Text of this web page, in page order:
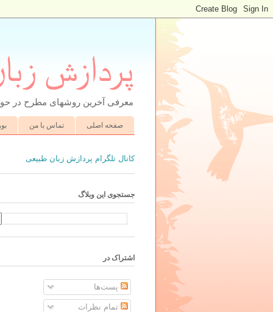
پردازش
معرفی آخرین روشهای مطرح در
صفحه اصلی تماس با من
کانال تلگرام پردازش زبان طبیعی
جستجوی این وبلاگ
اشتراک در
پست‌ها
تمام نظرات